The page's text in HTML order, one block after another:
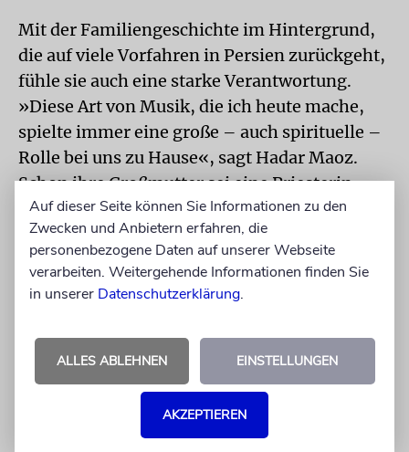
Mit der Familiengeschichte im Hintergrund,
die auf viele Vorfahren in Persien zurückgeht,
fühle sie auch eine starke Verantwortung.
»Diese Art von Musik, die ich heute mache,
spielte immer eine große – auch spirituelle –
Rolle bei uns zu Hause«, sagt Hadar Maoz.
Schon ihre Großmutter sei eine Priesterin
gewesen, eine spirituelle Frau. Maoz schlägt
die Beine übereinander und schenkt sich
einen starken Kaffee ein, schließlich muss sie
wach bleiben.
schön persisch grooven. Die Jüdisch-
Israelischen Kulturtage finden noch bis zum
Auf dieser Seite können Sie Informationen zu den
Zwecken und Anbietern erfahren, die
personenbezogene Daten auf unserer Webseite
verarbeiten. Weitergehende Informationen finden Sie
in unserer Datenschutzerklärung.
ALLES ABLEHNEN EINSTELLUNGEN
AKZEPTIEREN